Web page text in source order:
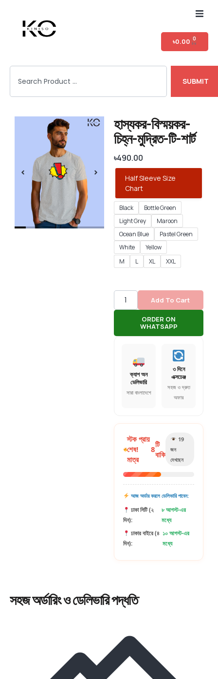
৳0.00 0
SUBMIT
হাস্যকর-বিস্ময়কর-
চিহ্ন-মুদ্রিত-টি-শার্ট
৳490.00
Half Sleeve Size
Chart
Black
Bottle Green
Light Grey
Maroon
Ocean Blue
Pastel Green
White
Yellow
M
L XL XXL
Add To Cart
ORDER ON
WHATSAPP
ক্যাশ অন
ডেলিভারি
সারা বাংলাদেশে
৩ দিনে
এক্সচেঞ্জ
সহজ ও দ্রুত
অফার
স্টক প্রায়
শেষ!
মাত্র
8
টি
বাকি
19
জন
দেখছেন
আজ অর্ডার করলে ডেলিভারি পাবেন:
ঢাকা সিটি (২
দিন):
৮ আগস্ট-এর
মধ্যে
ঢাকার বাইরে (৪
দিন):
১০ আগস্ট-এর
মধ্যে
সহজঅর্ডারিংও ডেলিভারি পদ্ধতি